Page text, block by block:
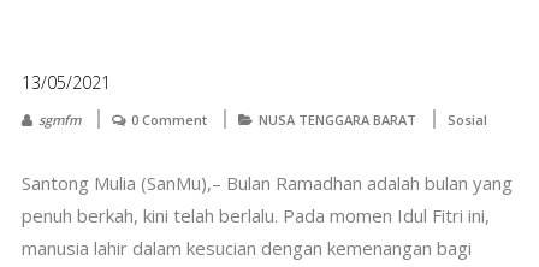
13/05/2021
sgmfm 0 Comment NUSA TENGGARA BARAT Sosial
Santong Mulia (SanMu),– Bulan Ramadhan adalah bulan yang
penuh berkah, kini telah berlalu. Pada momen Idul Fitri ini,
manusia lahir dalam kesucian dengan kemenangan bagi